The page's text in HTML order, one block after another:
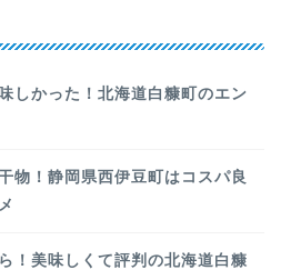
しかった！北海道白糠町のエン
物！静岡県西伊豆町はコスパ良
！美味しくて評判の北海道白糠